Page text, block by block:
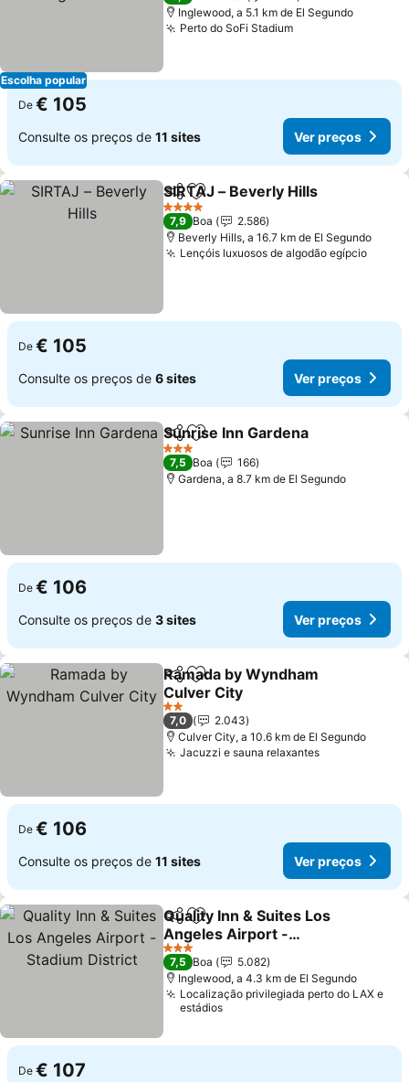
Escolha popular
Inglewood, a 5.1 km de El Segundo
Perto do SoFi Stadium
De € 105
Consulte os preços de 11 sites Ver preços
PartilharAdicionar aos favoritos
SIRTAJ – Beverly Hills
4 Estrelas
7,9 Boa
2.586
Beverly Hills, a 16.7 km de El Segundo
Lençóis luxuosos de algodão egípcio
De € 105
Consulte os preços de 6 sites Ver preços
PartilharAdicionar aos favoritos
Sunrise Inn Gardena
3 Estrelas
7,5 Boa
166
Gardena, a 8.7 km de El Segundo
De € 106
Consulte os preços de 3 sites Ver preços
PartilharAdicionar aos favoritos
Ramada by Wyndham
Culver City
2 Estrelas
7,0
2.043
Culver City, a 10.6 km de El Segundo
Jacuzzi e sauna relaxantes
De € 106
Consulte os preços de 11 sites Ver preços
PartilharAdicionar aos favoritos
Quality Inn & Suites Los
Angeles Airport -
Stadium District
3 Estrelas
7,5 Boa
5.082
Inglewood, a 4.3 km de El Segundo
Localização privilegiada perto do LAX e
estádios
De € 107